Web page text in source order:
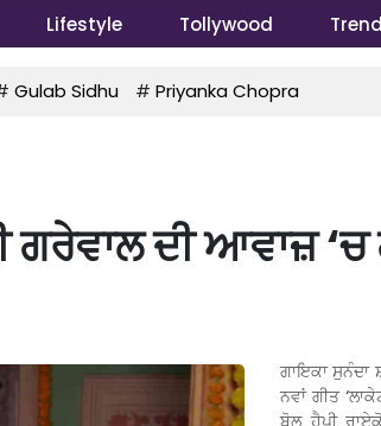
Lifestyle Tollywood
Gulab Sidhu # Priyanka Chopra
ਦੀ ਆਵਾਜ਼ ‘ਚ
ਗਾਇਕਾ ਸੁਨੰਦਾ
ਨਵਾਂ ਗੀਤ